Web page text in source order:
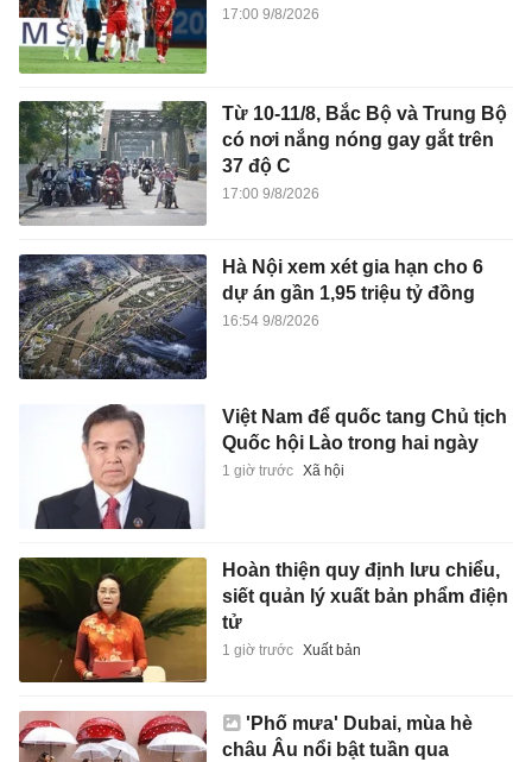
17:00 9/8/2026
Từ 10-11/8, Bắc Bộ và Trung Bộ
có nơi nắng nóng gay gắt trên
37 độ C
17:00 9/8/2026
Hà Nội xem xét gia hạn cho 6
dự án gần 1,95 triệu tỷ đồng
16:54 9/8/2026
Việt Nam để quốc tang Chủ tịch
Quốc hội Lào trong hai ngày
1 giờ trước Xã hội
Hoàn thiện quy định lưu chiểu,
siết quản lý xuất bản phẩm điện
tử
1 giờ trước Xuất bản
'Phố mưa' Dubai, mùa hè
châu Âu nổi bật tuần qua